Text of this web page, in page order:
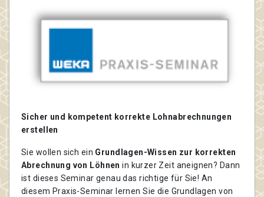
Sicher und kompetent korrekte Lohnabrechnungen
erstellen
Sie wollen sich ein Grundlagen-Wissen zur korrekten
Abrechnung von Löhnen in kurzer Zeit aneignen? Dann
ist dieses Seminar genau das richtige für Sie! An
diesem Praxis-Seminar lernen Sie die Grundlagen von